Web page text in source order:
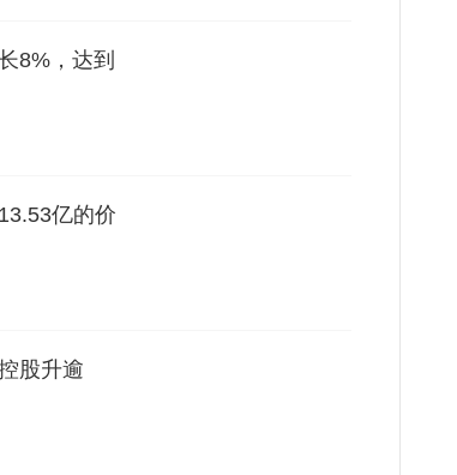
8%，达到
亿的价
股升逾